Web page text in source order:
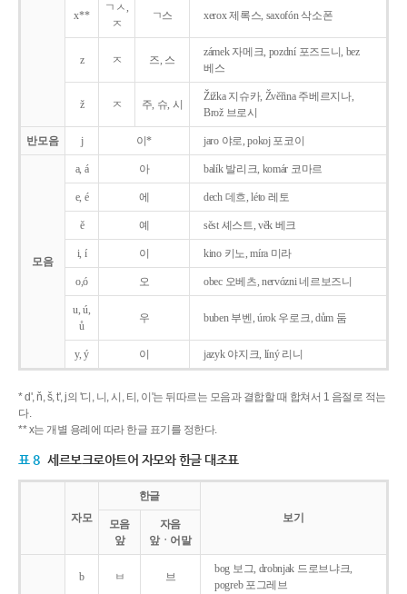
x**
ㄱㅅ,
ㅈ
ㄱ스 xerox 제록스, saxofón 삭소폰
z ㅈ 즈, 스
zámek 자메크, pozdní 포즈드니, bez
베스
ž ㅈ 주, 슈, 시
Žižka 지슈카, Žvěřina 주베르지나,
Brož 브로시
반모음 j 이* jaro 야로, pokoj 포코이
모음
a, á 아 balík 발리크, komár 코마르
e, é 에 dech 데흐, léto 레토
ě 예 sěst 셰스트, věk 베크
i, í 이 kino 키노, míra 미라
o,ó 오 obec 오베츠, nervózni 네르보즈니
u, ú,
ů
우 buben 부벤, úrok 우로크, dům 둠
y, ý 이 jazyk야지크, líný 리니
* d', ň, š, t', j의 '디, 니, 시, 티, 이'는 뒤따르는 모음과 결합할 때 합쳐서 1 음절로 적는
다.
** x는 개별 용례에 따라 한글 표기를 정한다.
표 8 세르보크로아트어 자모와 한글 대조표
자모
한글
보기
모음
앞
자음
앞ㆍ어말
b ㅂ 브
bog 보그, drobnjak 드로브냐크,
pogreb 포그레브